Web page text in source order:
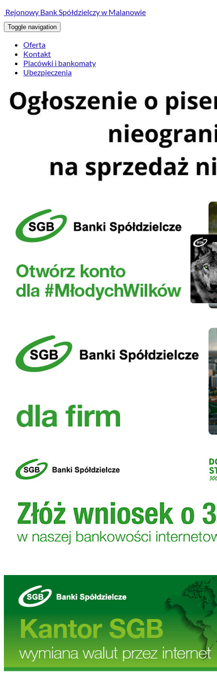
Rejonowy Bank Spółdzielczy w Malanowie
Toggle navigation
Oferta
Kontakt
Placówki i bankomaty
Ubezpieczenia